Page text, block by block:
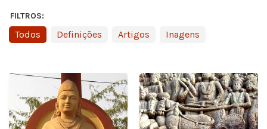
FILTROS:
Todos Definições Artigos Inagens